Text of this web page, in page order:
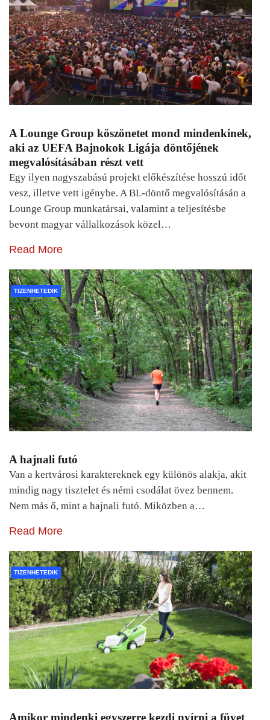
A Lounge Group köszönetet mond mindenkinek,
aki az UEFA Bajnokok Ligája döntőjének
megvalósításában részt vett
Egy ilyen nagyszabású projekt előkészítése hosszú időt
vesz, illetve vett igénybe. A BL-döntő megvalósításán a
Lounge Group munkatársai, valamint a teljesítésbe
bevont magyar vállalkozások közel…
Read More
TIZENHETEDIK
A hajnali futó
Van a kertvárosi karaktereknek egy különös alakja, akit
mindig nagy tisztelet és némi csodálat övez bennem.
Nem más ő, mint a hajnali futó. Miközben a…
Read More
TIZENHETEDIK
Amikor mindenki egyszerre kezdi nyírni a füvet